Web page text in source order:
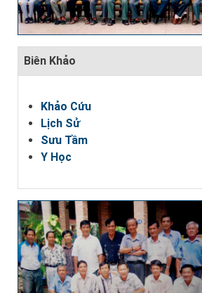
Biên Khảo
Khảo Cứu
Lịch Sử
Sưu Tầm
Y Học